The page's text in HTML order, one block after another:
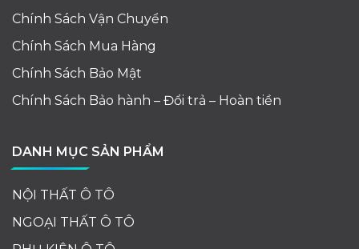
Chính Sách Vận Chuyển
Chính Sách Mua Hàng
Chính Sách Bảo Mật
Chính Sách Bảo hành – Đổi trả – Hoàn tiền
DANH MỤC SẢN PHẨM
NỘI THẤT Ô TÔ
NGOẠI THẤT Ô TÔ